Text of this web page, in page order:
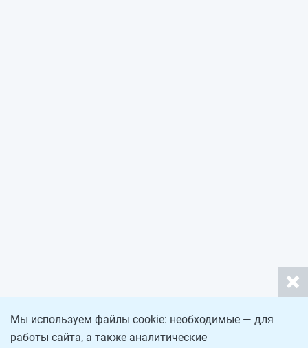
Мы используем файлы cookie: необходимые — для
работы сайта, а также аналитические